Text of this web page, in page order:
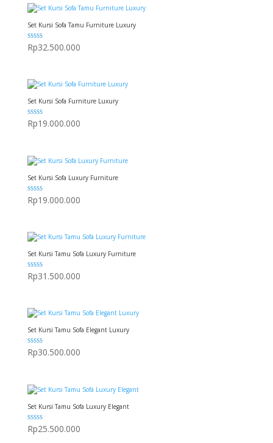
Set Kursi Sofa Tamu Furniture Luxury
Dinilai
5.00
dari 5
Rp32.500.000
Set Kursi Sofa Furniture Luxury
Dinilai
5.00
dari 5
Rp19.000.000
Set Kursi Sofa Luxury Furniture
Dinilai
5.00
dari 5
Rp19.000.000
Set Kursi Tamu Sofa Luxury Furniture
Dinilai
5.00
dari 5
Rp31.500.000
Set Kursi Tamu Sofa Elegant Luxury
Dinilai
5.00
dari 5
Rp30.500.000
Set Kursi Tamu Sofa Luxury Elegant
Dinilai
5.00
dari 5
Rp25.500.000